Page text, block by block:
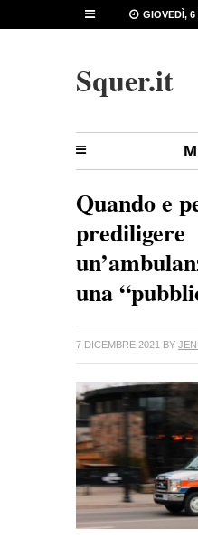
GIOVEDÌ,
Squer.it
Quando e
prediligere
una
7 DICEMBRE 2021 BY